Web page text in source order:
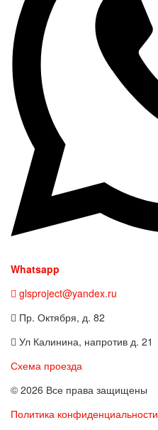
Whatsapp
glsproject@yandex.ru
Пр. Октября, д. 82
Ул Калинина, напротив д. 21
Схема проезда
© 2026 Все права защищены
Политика конфиденциальности